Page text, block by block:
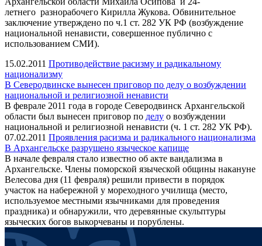
летнего разнорабочего Кирилла Жукова. Обвинительное
заключение утверждено по ч.1 ст. 282 УК РФ (возбуждение
национальной ненависти, совершенное публично с
использованием СМИ).
15.02.2011 Противодействие расизму и радикальному
национализму
В Северодвинске вынесен приговор по делу о возбуждении
национальной и религиозной ненависти
В феврале 2011 года в городе Северодвинск Архангельской
области был вынесен приговор по делу о возбуждении
национальной и религиозной ненависти (ч. 1 ст. 282 УК РФ).
07.02.2011 Проявления расизма и радикального национализма
В Архангельске разрушено языческое капище
В начале февраля стало известно об акте вандализма в
Архангельске. Члены поморской языческой общины накануне
Велесова дня (11 февраля) решили привести в порядок
участок на набережной у мореходного училища (место,
используемое местными язычниками для проведения
праздника) и обнаружили, что деревянные скульптуры
языческих богов выкорчеваны и порублены.